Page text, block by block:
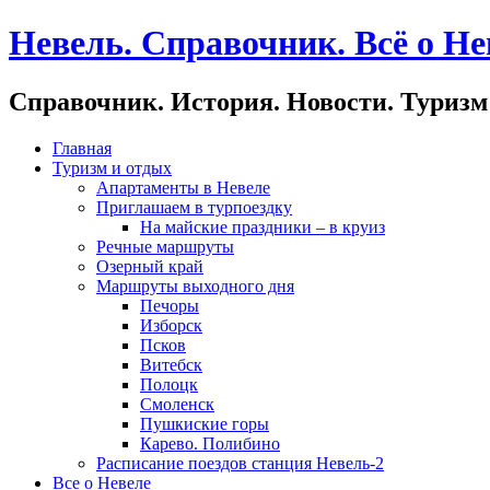
Невель. Справочник. Всё о
Справочник. История. Новости. Туризм
Главная
Туризм и отдых
Апартаменты в Невеле
Приглашаем в турпоездку
На майские праздники – в круиз
Речные маршруты
Озерный край
Маршруты выходного дня
Печоры
Изборск
Псков
Витебск
Полоцк
Смоленск
Пушкиские горы
Карево. Полибино
Расписание поездов станция Невель-2
Все о Невеле